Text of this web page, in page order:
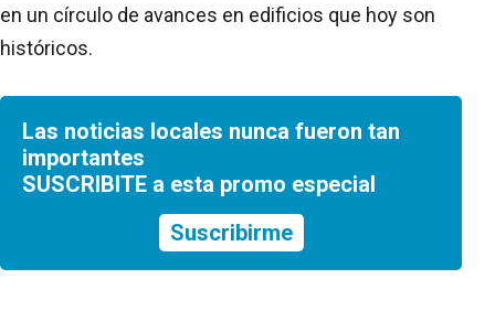
en un círculo de avances en edificios que hoy son
históricos.
Las noticias locales nunca fueron tan
importantes
SUSCRIBITE a esta promo especial
Suscribirme